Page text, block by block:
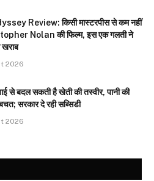
Review: किसी मास्टरपीस से कम नहीं
Nolan की फिल्म, इस एक गलती ने
खराब
2026
से बदल सकती है खेती की तस्वीर, पानी की
सरकार दे रही सब्सिडी
2026